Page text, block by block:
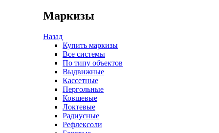
Маркизы
Назад
Купить маркизы
Все системы
По типу объектов
Выдвижные
Кассетные
Пергольные
Ковшевые
Локтевые
Радиусные
Рефлексоли